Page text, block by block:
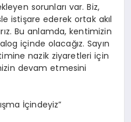
sorunları var. Biz,
istişare ederek ortak akıl
Bu anlamda, kentimizin
içinde olacağız. Sayın
nazik ziyaretleri için
devam etmesini
İçindeyiz”